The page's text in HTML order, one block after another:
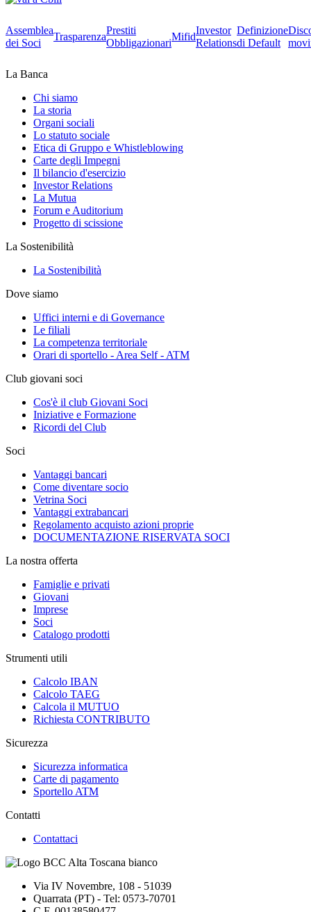
Assemblea
dei Soci
Trasparenza
Prestiti
Obbligazionari
Mifid
Investor
Relations
Definizione
di Default
La Banca
Chi siamo
La storia
Organi sociali
Lo statuto sociale
Etica di Gruppo e Whistleblowing
Carte degli Impegni
Il bilancio d'esercizio
Investor Relations
La Mutua
Forum e Auditorium
Progetto di scissione
La Sostenibilità
La Sostenibilità
Dove siamo
Uffici interni e di Governance
Le filiali
La competenza territoriale
Orari di sportello - Area Self - ATM
Club giovani soci
Cos'è il club Giovani Soci
Iniziative e Formazione
Ricordi del Club
Soci
Vantaggi bancari
Come diventare socio
Vetrina Soci
Vantaggi extrabancari
Regolamento acquisto azioni proprie
DOCUMENTAZIONE RISERVATA SOCI
La nostra offerta
Famiglie e privati
Giovani
Imprese
Soci
Catalogo prodotti
Strumenti utili
Calcolo IBAN
Calcolo TAEG
Calcola il MUTUO
Richiesta CONTRIBUTO
Sicurezza
Sicurezza informatica
Carte di pagamento
Sportello ATM
Contatti
Contattaci
Via IV Novembre, 108 - 51039
Quarrata (PT) - Tel: 0573-70701